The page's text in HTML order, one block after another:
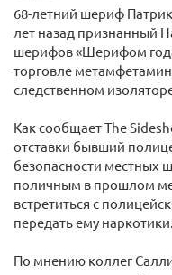
68-летний шериф
лет назад признанный
шерифов «Шерифом
торговле
следственном
Как сообщает The
отставки бывший
безопасности местных
поличным в прошлом
встретиться с
передать ему наркотики.
По мнению коллег